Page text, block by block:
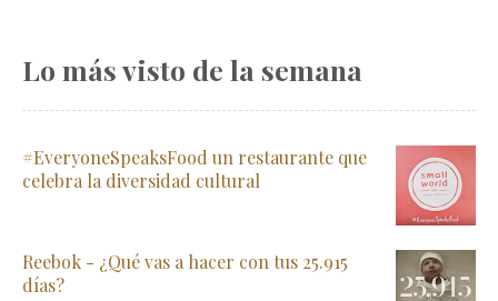
Lo más visto de la semana
#EveryoneSpeaksFood un restaurante que
celebra la diversidad cultural
Reebok - ¿Qué vas a hacer con tus 25.915
días?